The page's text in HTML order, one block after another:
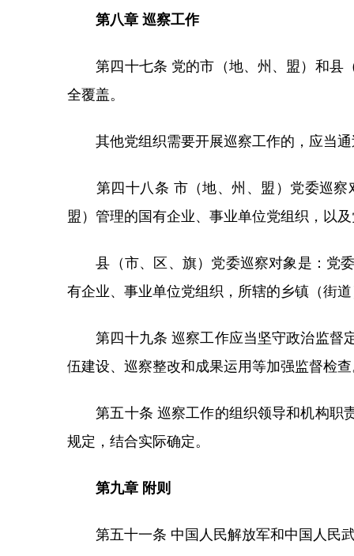
第八章 巡察工作
第四十七条 党的市（地、州、盟）和县（
全覆盖。
其他党组织需要开展巡察工作的，应当通
第四十八条 市（地、州、盟）党委巡察
盟）管理的国有企业、事业单位党组织，以
县（市、区、旗）党委巡察对象是：党委
有企业、事业单位党组织，所辖的乡镇（街
第四十九条 巡察工作应当坚守政治监督定
伍建设、巡察整改和成果运用等加强监督检
第五十条 巡察工作的组织领导和机构职责
规定，结合实际确定。
第九章 附则
第五十一条 中国人民解放军和中国人民武